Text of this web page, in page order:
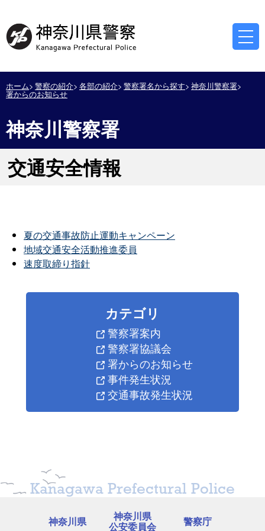
ホーム 警察の紹介 各部の紹介 警察署名から探す 神奈川警察署
署からのお知らせ
神奈川警察署
交通安全情報
夏の交通事故防止運動キャンペーン
地域交通安全活動推進委員
速度取締り指針
カテゴリ
警察署案内
警察署協議会
署からのお知らせ
事件発生状況
交通事故発生状況
Kanagawa Prefectural Police
神奈川県 神奈川県
公安委員会 警察庁